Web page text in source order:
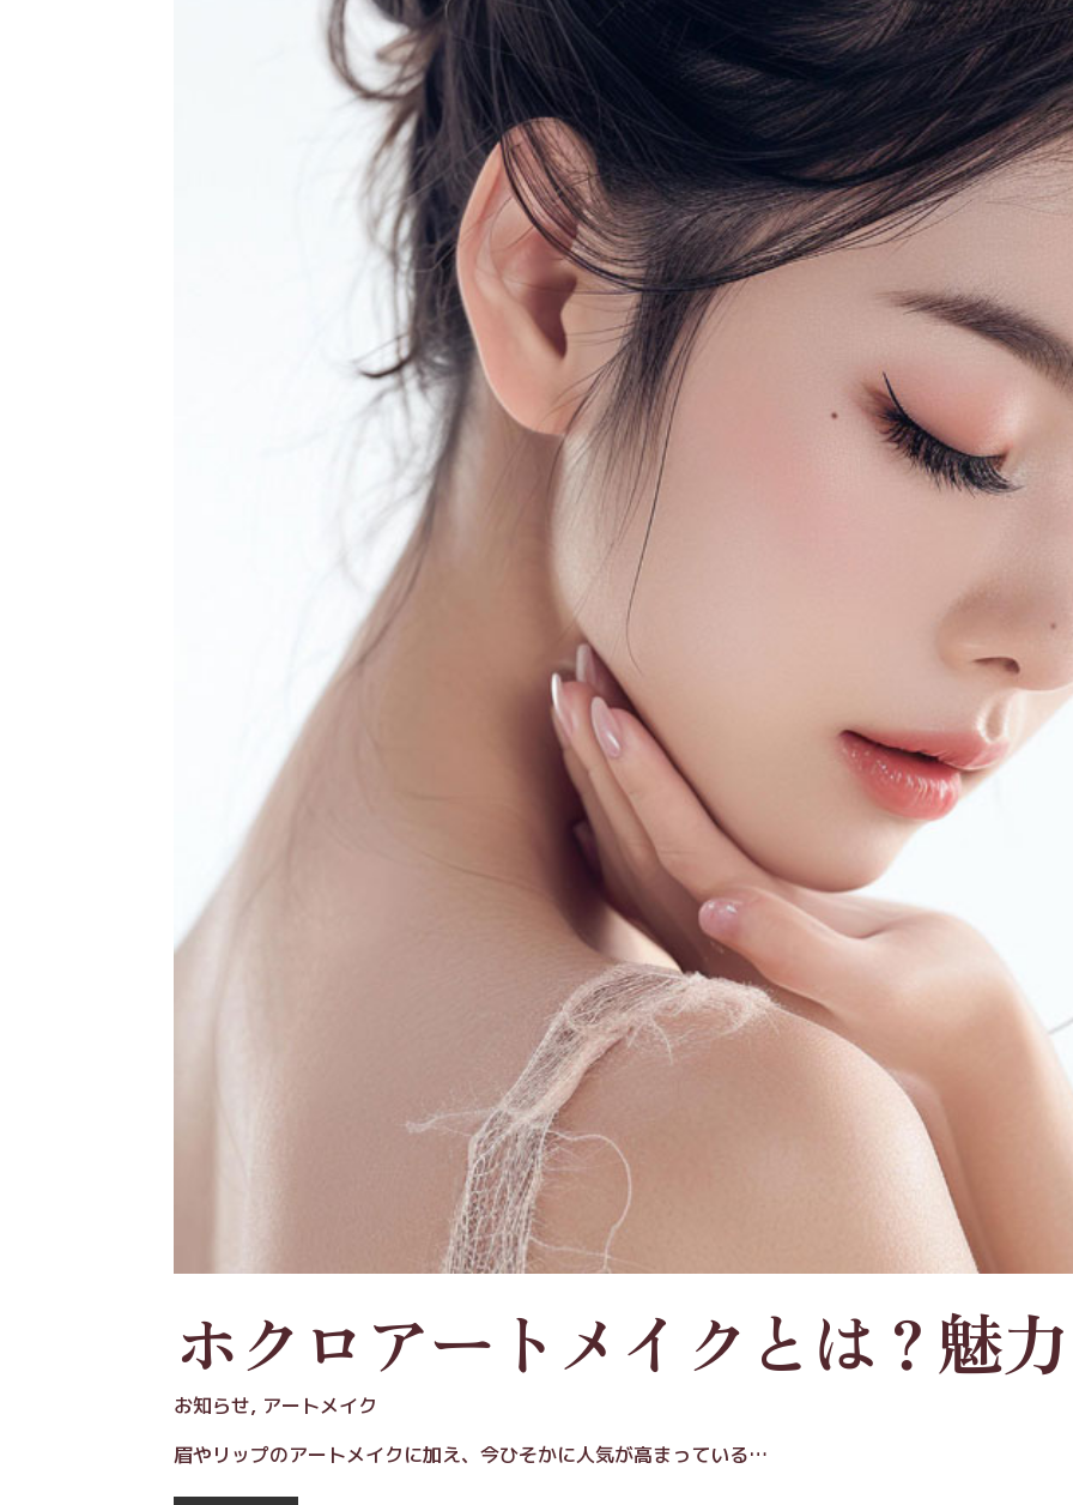
ホクロアートメイクとは？魅
お知らせ, アートメイク
眉やリップのアートメイクに加え、今ひそかに人気が高まっている…